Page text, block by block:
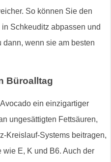
So können Sie den
Schkeuditz abpassen und
wenn sie am besten
Büroalltag
ein einzigartiger
ungesättigten Fettsäuren,
Kreislauf-Systems beitragen,
E, K und B6. Auch der